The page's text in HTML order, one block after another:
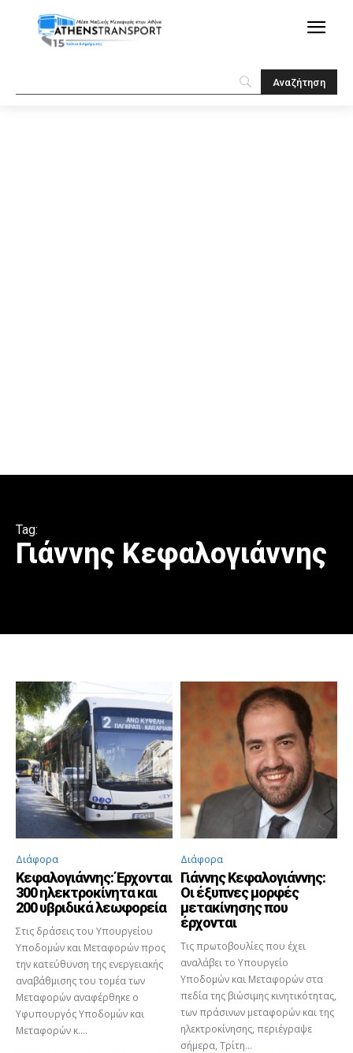
Tag:
Γιάννης Κεφαλογιάννης
Διάφορα
Κεφαλογιάννης: Έρχονται
300 ηλεκτροκίνητα και
200 υβριδικά λεωφορεία
Στις δράσεις του Υπουργείου
Υποδομών και Μεταφορών προς
την κατεύθυνση της ενεργειακής
αναβάθμισης του τομέα των
Μεταφορών αναφέρθηκε ο
Υφυπουργός Υποδομών και
Μεταφορών κ....
Διάφορα
Γιάννης Κεφαλογιάννης:
Οι έξυπνες μορφές
μετακίνησης που
έρχονται
Τις πρωτοβουλίες που έχει
αναλάβει το Υπουργείο
Υποδομών και Μεταφορών στα
πεδία της βιώσιμης κινητικότητας,
των πράσινων μεταφορών και της
ηλεκτροκίνησης, περιέγραψε
σήμερα, Τρίτη...